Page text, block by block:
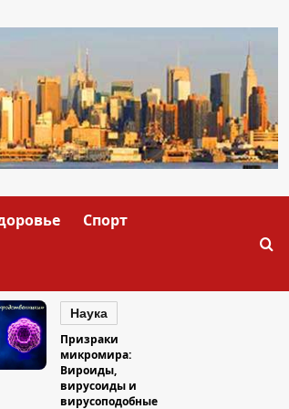
Спорт
Наука
Призраки
микромира:
Вироиды,
вирусоиды и
вирусоподобные